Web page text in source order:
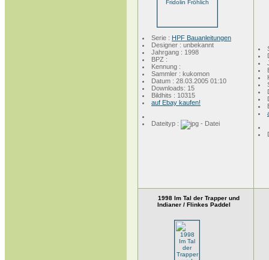
Serie : HPF Bauanleitungen
Designer : unbekannt
Jahrgang : 1998
BPZ :
Kennung :
Sammler : kukomon
Datum : 28.03.2005 01:10
Downloads: 15
Bildhits : 10315
auf Ebay kaufen!
Dateityp :
1998 Im Tal der Trapper und
Indianer / Flinkes Paddel